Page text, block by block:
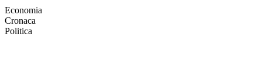
Economia
Cronaca
Politica